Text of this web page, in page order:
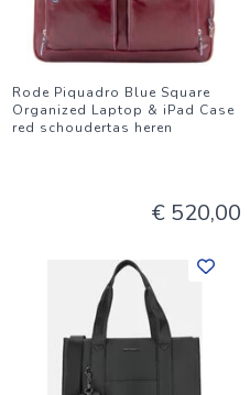
Rode Piquadro Blue Square
Organized Laptop & iPad Case
red schoudertas heren
€ 520,00